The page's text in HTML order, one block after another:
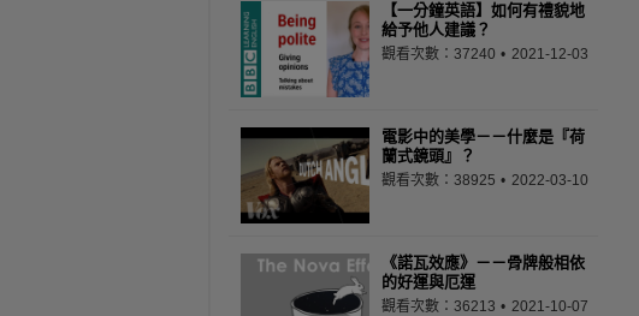
【一分鐘英語】如何有禮貌地
給予他人建議？
觀看次數：37240 2021-12-03
電影中的美學－－什麼是『荷
蘭式鏡頭』？
觀看次數：38925 2022-03-10
《諾瓦效應》－－骨牌般相依
的好運與厄運
觀看次數：36213 2021-10-07